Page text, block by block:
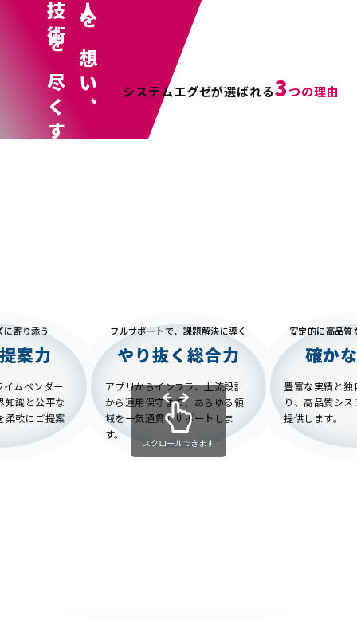
人を想い、
技術を尽くす システムエグゼが選ばれる3つの理由
に寄り添う
案力
ムベンダー
知識と公平な
柔軟にご提案
フルサポートで、課題解決に導く
やり抜く総合力
アプリからインフラ、上流設計
から運用保守まで、あらゆる領
域を一気通貫でサポートしま
す。
安定的に高品質
確か
豊富な実績と
り、高品質シ
提供します。
スクロールできます